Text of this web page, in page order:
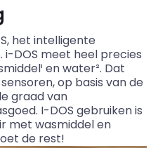
het intelligente
i-DOS meet heel precies
en water². Dat
op basis van de
graad van
I-DOS gebruiken is
met wasmiddel en
de rest!